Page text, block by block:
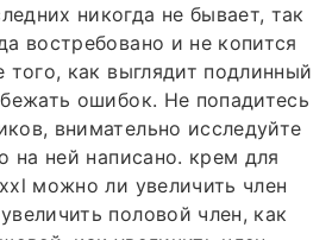
никогда не бывает, так
востребовано и не копится
того, как выглядит подлинный
ошибок. Не попадитесь
внимательно исследуйте
на ней написано. крем для
можно ли увеличить член
половой член, как